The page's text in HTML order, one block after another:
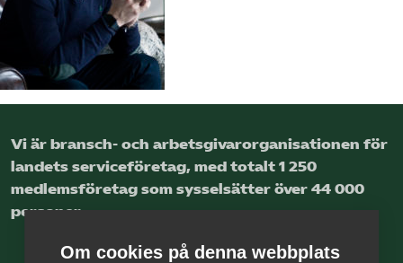
Våra frågor
SRY
Logga in på Arbetsgivarguiden
Vi är bransch- och arbetsgivar­organisationen för
landets service­företag, med totalt 1 250
medlems­företag som sysselsätter över 44 000
personer.
Om cookies på denna webbplats